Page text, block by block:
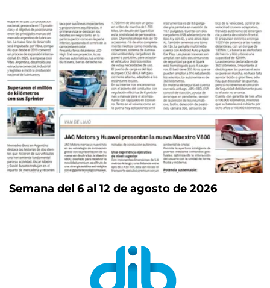
Semana del 6 al 12 de agosto de 2026